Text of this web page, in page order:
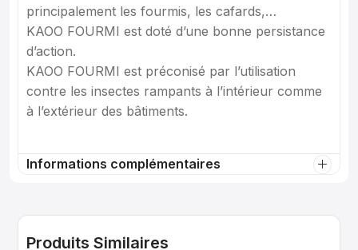
principalement les fourmis, les cafards,…
KAOO FOURMI est doté d’une bonne persistance
d’action.
KAOO FOURMI est préconisé par l’utilisation
contre les insectes rampants à l’intérieur comme
à l’extérieur des bâtiments.
Informations complémentaires
Produits Similaires